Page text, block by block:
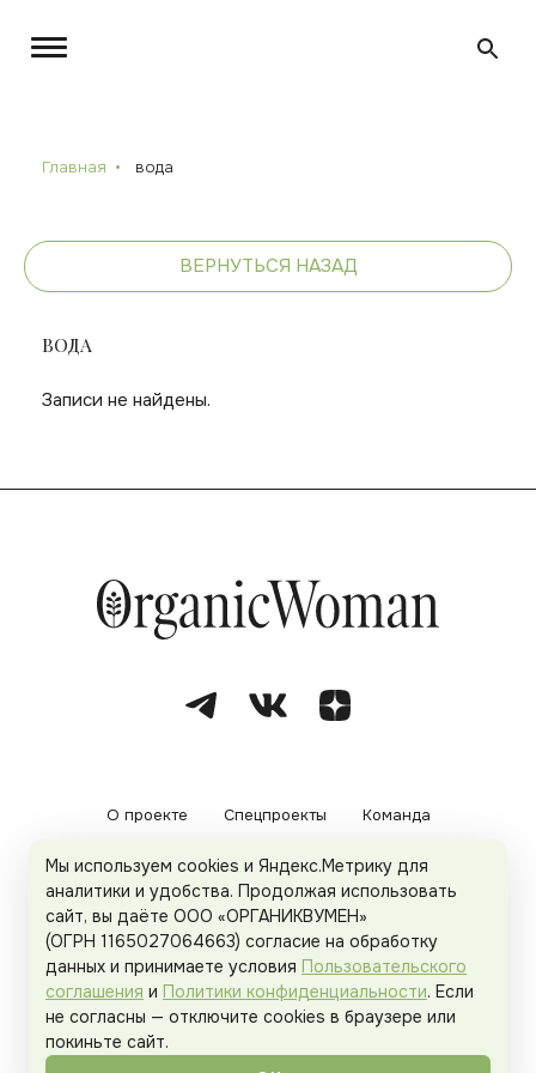
Главная вода
ВЕРНУТЬСЯ НАЗАД
ВОДА
Записи не найдены.
О проекте Спецпроекты Команда
Рекламодателям Политика конфиденциальности
Пользовательское соглашение
Organicwoman.ru . Все права защищены.
Мы используем cookies и Яндекс.Метрику для
аналитики и удобства. Продолжая использовать
сайт, вы даёте ООО «ОРГАНИКВУМЕН»
(ОГРН 1165027064663) согласие на обработку
данных и принимаете условия Пользовательского
соглашения и Политики конфиденциальности. Если
не согласны — отключите cookies в браузере или
покиньте сайт.